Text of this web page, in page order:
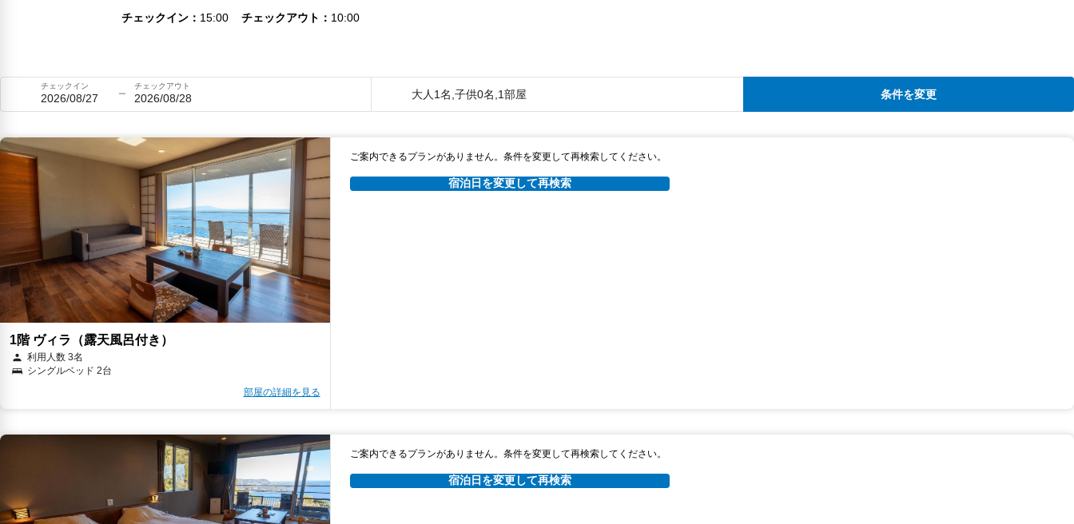
チェックイン 15:00 チェックアウト 10:00
チェックイン
2026/08/27
チェックアウト
2026/08/28 大人1名,子供0名,1部屋 条件を変更
1階 ヴィラ（露天風呂付き）
利用人数 3名
シングルベッド 2台
部屋の詳細を見る
ご案内できるプランがありません。条件を変更して再検索してください。
宿泊日を変更して再検索
ご案内できるプランがありません。条件を変更して再検索してください。
宿泊日を変更して再検索